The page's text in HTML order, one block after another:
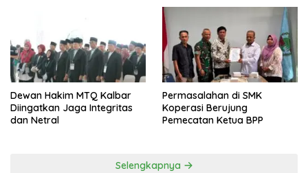
Dewan Hakim MTQ Kalbar
Diingatkan Jaga Integritas
dan Netral
Permasalahan di SMK
Koperasi Berujung
Pemecatan Ketua BPP
Selengkapnya